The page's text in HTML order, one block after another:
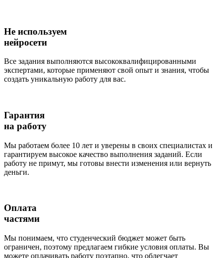
Не используем
нейросети
Все задания выполняются высококвалифицированными
экспертами, которые применяют свой опыт и знания, чтобы
создать уникальную работу для вас.
Гарантия
на работу
Мы работаем более 10 лет и уверены в своих специалистах и
гарантируем высокое качество выполнения заданий. Если
работу не примут, мы готовы внести изменения или вернуть
деньги.
Оплата
частями
Мы понимаем, что студенческий бюджет может быть
ограничен, поэтому предлагаем гибкие условия оплаты. Вы
можете оплачивать работу поэтапно, что облегчает